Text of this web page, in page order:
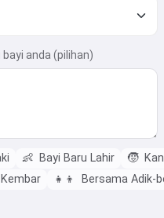
anda (pilihan)
👶 Bayi Baru Lahir 🧒
Kembar 👧👦 Bersama Adik-